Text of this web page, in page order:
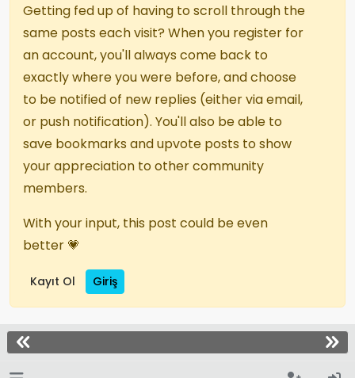
Getting fed up of having to scroll through the
same posts each visit? When you register for
an account, you'll always come back to
exactly where you were before, and choose
to be notified of new replies (either via email,
or push notification). You'll also be able to
save bookmarks and upvote posts to show
your appreciation to other community
members.
With your input, this post could be even
better 💗
Kayıt Ol Giriş